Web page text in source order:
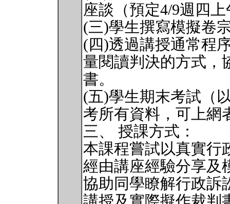
座談（預定4/9週四
(三)學生撰寫模擬卷
(四)透過講授通常程
量閱讀判決的方式，
書。
(五)學生期末考試（
考所有資料，可上網
三、 授課方式：
本課程嘗試以真實行
經由講座經驗分享及
協助同學瞭解行政訴